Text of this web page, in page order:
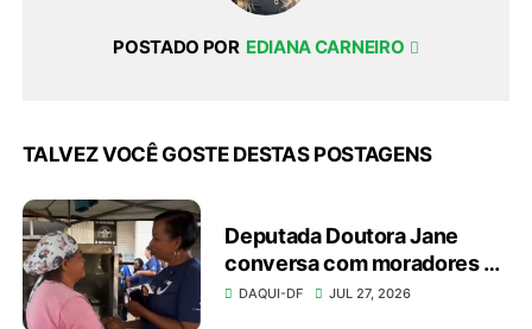
POSTADO POR EDIANA CARNEIRO
TALVEZ VOCÊ GOSTE DESTAS POSTAGENS
Deputada Doutora Jane
conversa com moradores e
apresenta investimentos
DAQUI-DF JUL 27, 2026